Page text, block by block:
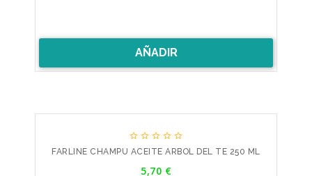
AÑADIR
    
FARLINE CHAMPU ACEITE ARBOL DEL TE 250 ML
5,70 €